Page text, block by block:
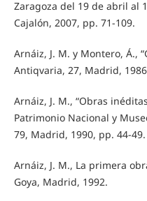
Zaragoza del 19 de abril al
Cajalón, 2007, pp. 71-109.
Arnáiz, J. M. y Montero, Á.,
Antiqvaria, 27, Madrid,
Arnáiz, J. M., “Obras
Patrimonio Nacional y
79, Madrid, 1990, pp. 44-49.
Arnáiz, J. M., La primera
Goya, Madrid, 1992.